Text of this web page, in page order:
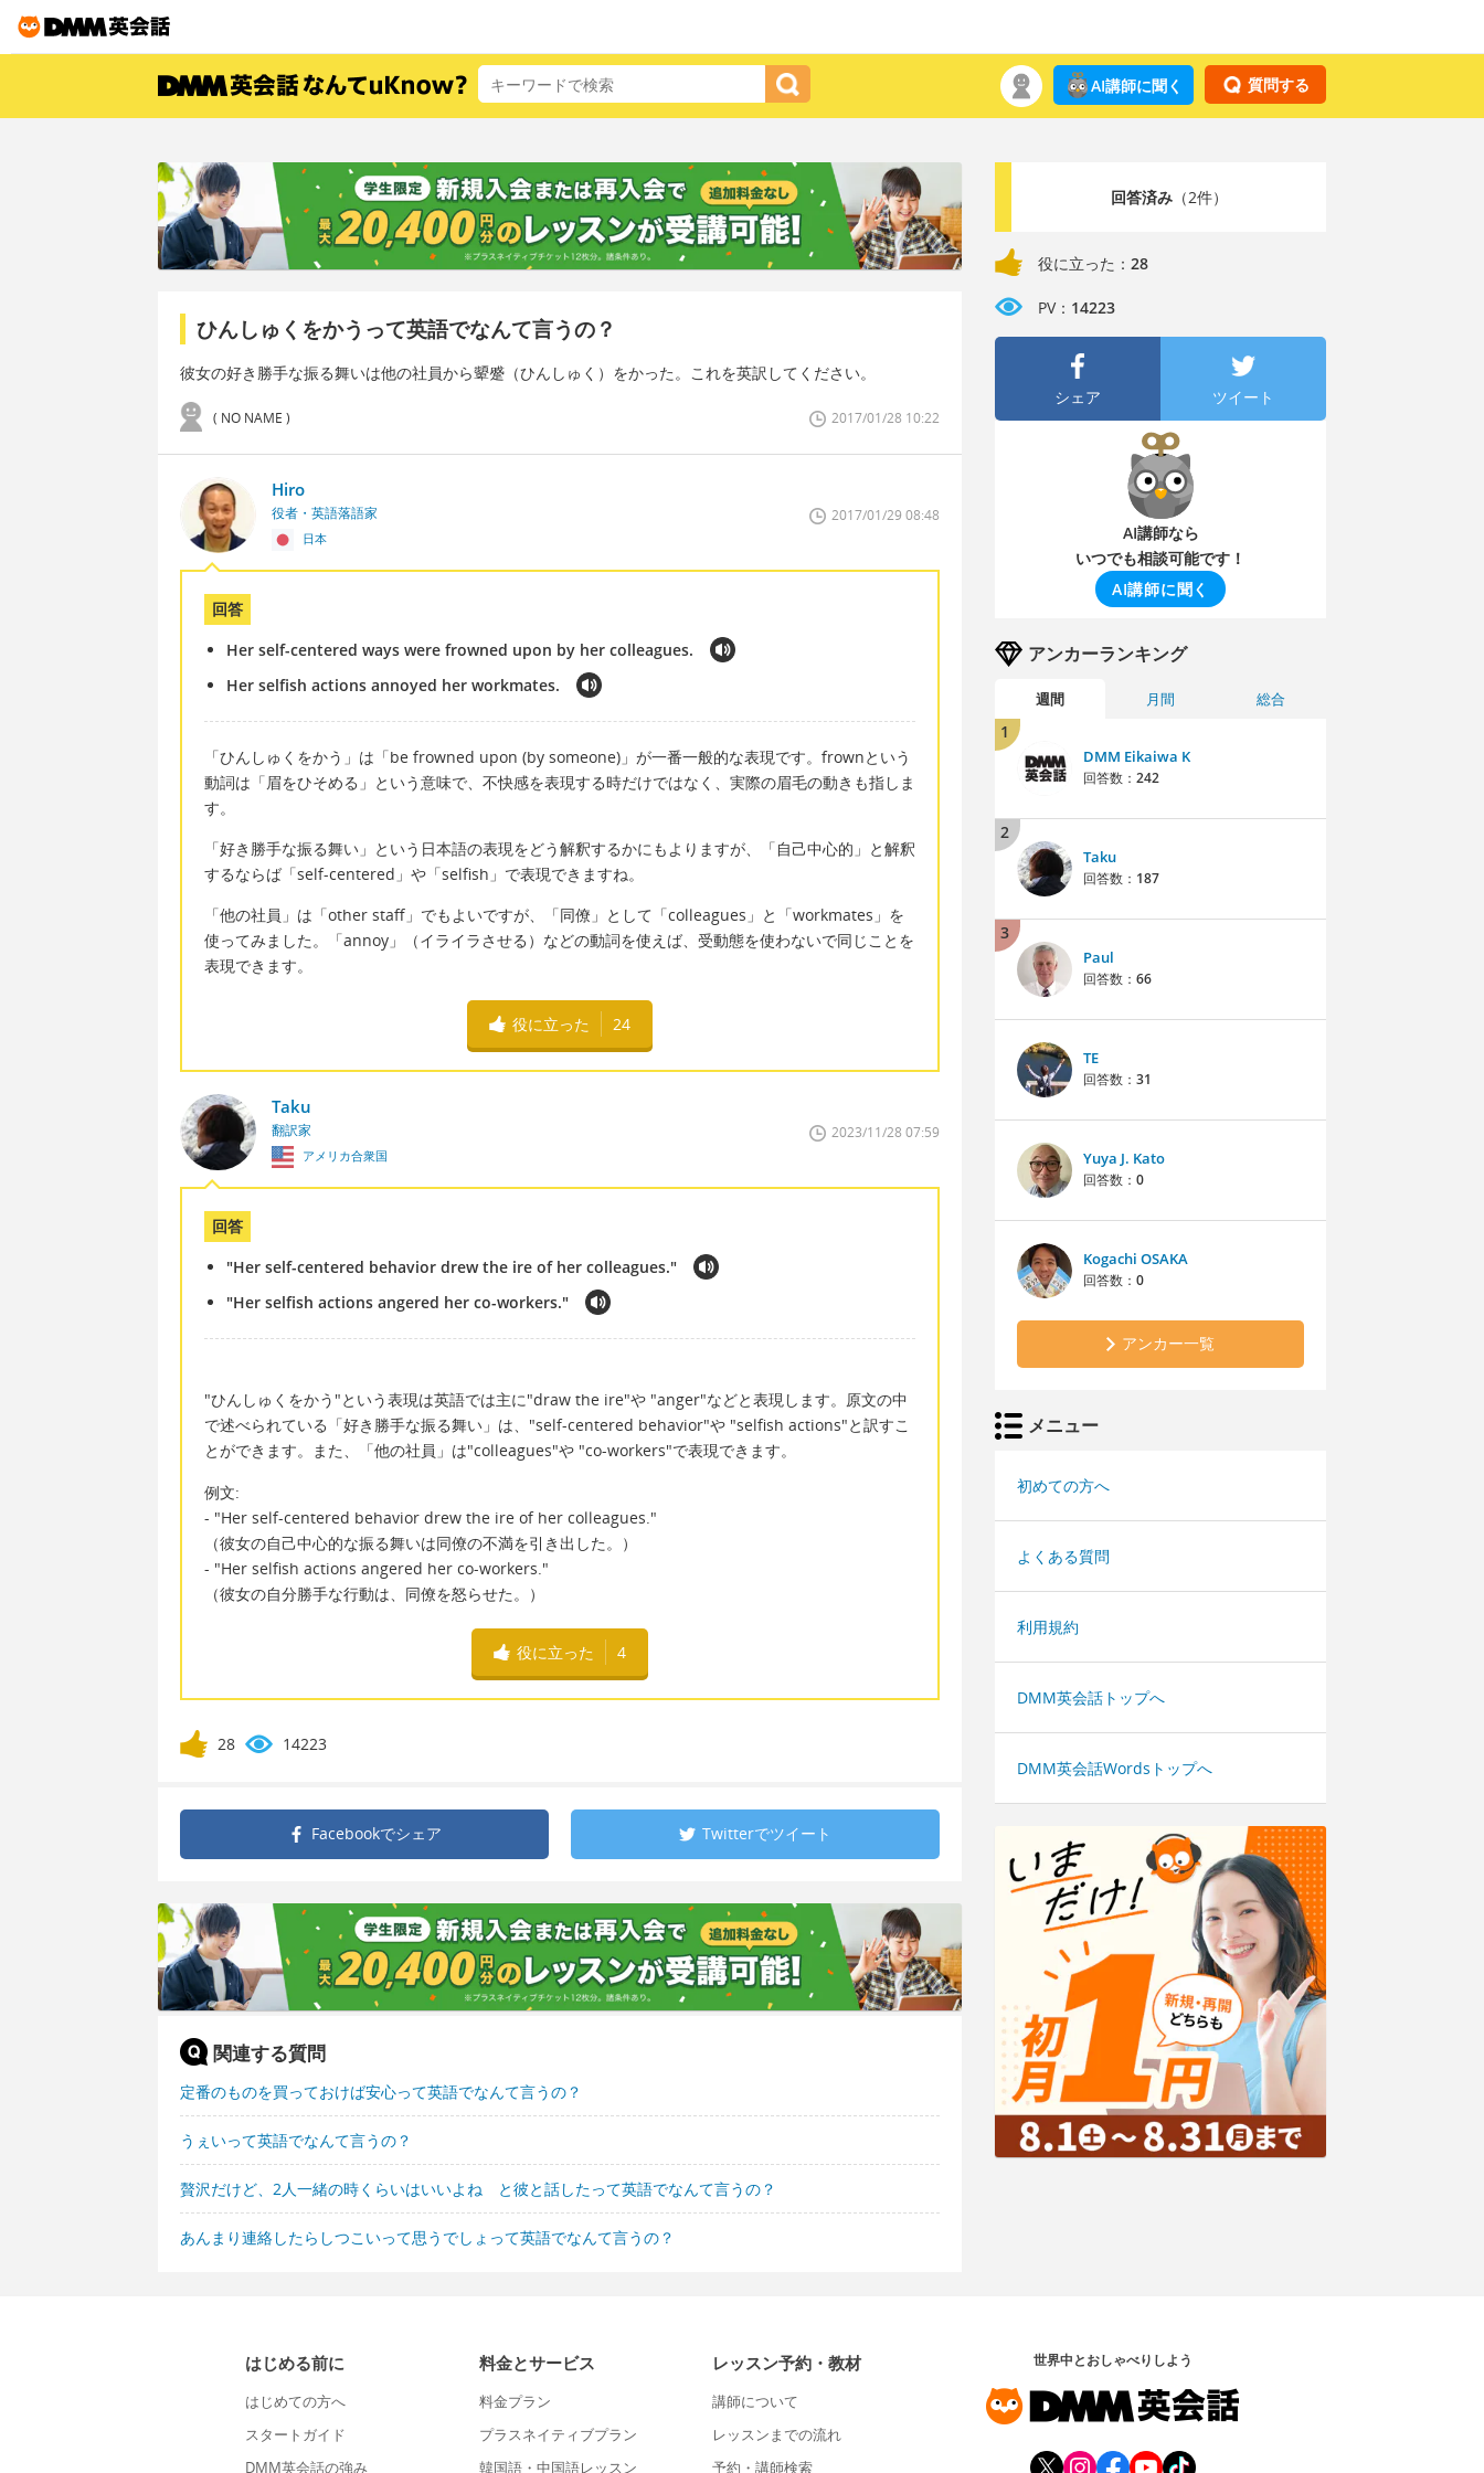
質問する
AI講師に聞く
ひんしゅくをかうって英語でなんて言うの？
彼女の好き勝手な振る舞いは他の社員から顰蹙（ひんしゅく）をかった。これを英訳してください。
( NO NAME ) 2017/01/28 10:22
Hiro
役者・英語落語家
日本
2017/01/29 08:48
回答
Her self-centered ways were frowned upon by her colleagues.
Her selfish actions annoyed her workmates.
「ひんしゅくをかう」は「be frowned upon (by someone)」が一番一般的な表現です。frownという
動詞は「眉をひそめる」という意味で、不快感を表現する時だけではなく、実際の眉毛の動きも指しま
す。
「好き勝手な振る舞い」という日本語の表現をどう解釈するかにもよりますが、「自己中心的」と解釈
するならば「self-centered」や「selfish」で表現できますね。
「他の社員」は「other staff」でもよいですが、「同僚」として「colleagues」と「workmates」を
使ってみました。「annoy」（イライラさせる）などの動詞を使えば、受動態を使わないで同じことを
表現できます。
役に立った 24
Taku
翻訳家
アメリカ合衆国
2023/11/28 07:59
回答
"Her self-centered behavior drew the ire of her colleagues."
"Her selfish actions angered her co-workers."
"ひんしゅくをかう"という表現は英語では主に"draw the ire"や "anger"などと表現します。原文の中
で述べられている「好き勝手な振る舞い」は、"self-centered behavior"や "selfish actions"と訳すこ
とができます。また、「他の社員」は"colleagues"や "co-workers"で表現できます。
例文:
- "Her self-centered behavior drew the ire of her colleagues."
（彼女の自己中心的な振る舞いは同僚の不満を引き出した。）
- "Her selfish actions angered her co-workers."
（彼女の自分勝手な行動は、同僚を怒らせた。）
役に立った 4
28 14223
Facebookでシェア Twitterでツイート
関連する質問
定番のものを買っておけば安心って英語でなんて言うの？
うぇいって英語でなんて言うの？
贅沢だけど、2人一緒の時くらいはいいよね と彼と話したって英語でなんて言うの？
あんまり連絡したらしつこいって思うでしょって英語でなんて言うの？
回答済み（2件）
役に立った： 28
PV： 14223
シェア ツイート
AI講師なら
いつでも相談可能です！
AI講師に聞く
アンカーランキング
週間 月間 総合
1
DMM Eikaiwa K
回答数： 242
2
Taku
回答数： 187
3
Paul
回答数： 66
TE
回答数： 31
Yuya J. Kato
回答数： 0
Kogachi OSAKA
回答数： 0
アンカー一覧
メニュー
初めての方へ
よくある質問
利用規約
DMM英会話トップへ
DMM英会話Wordsトップへ
はじめる前に
はじめての方へ
スタートガイド
DMM英会話の強み
料金とサービス
料金プラン
プラスネイティブプラン
韓国語・中国語レッスン
レッスン予約・教材
講師について
レッスンまでの流れ
予約・講師検索
世界中とおしゃべりしよう